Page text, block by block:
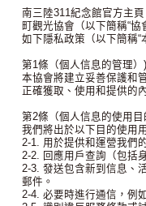
南三陸311紀念館官方主
町觀光協會（以下簡稱“
如下隱私政策（以下簡稱“
第1條（個人信息的管理）)
本協會將建立妥善保護和
正確獲取、使用和提供的
第2條（個人信息的使用目
我們將出於以下目的使用
2-1. 用於提供和運營我們
2-2. 回應用戶查詢（包括
2-3. 發送包含新到信息、
郵件。
2-4. 必要時進行通信，例